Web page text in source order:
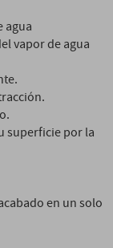
agua
vapor de agua
superficie por la
en un solo